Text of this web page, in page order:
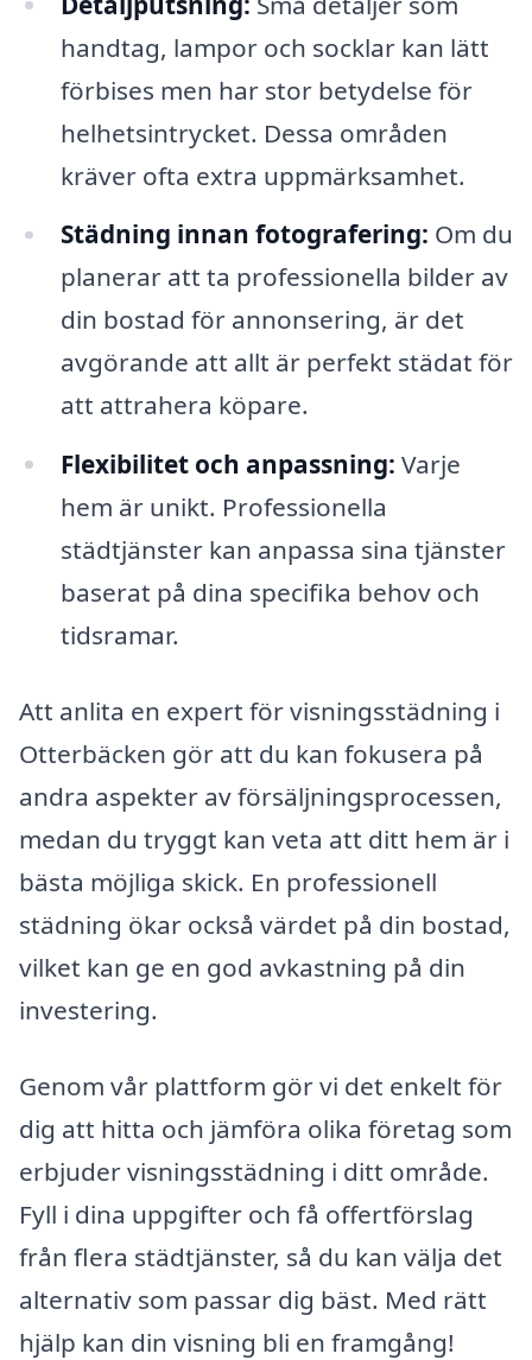
handtag, lampor och socklar kan lätt
förbises men har stor betydelse för
helhetsintrycket. Dessa områden
kräver ofta extra uppmärksamhet.
Städning innan fotografering: Om du
planerar att ta professionella bilder av
din bostad för annonsering, är det
avgörande att allt är perfekt städat för
att attrahera köpare.
Flexibilitet och anpassning: Varje
hem är unikt. Professionella
städtjänster kan anpassa sina tjänster
baserat på dina specifika behov och
tidsramar.
Att anlita en expert för visningsstädning i
Otterbäcken gör att du kan fokusera på
andra aspekter av försäljningsprocessen,
medan du tryggt kan veta att ditt hem är i
bästa möjliga skick. En professionell
städning ökar också värdet på din bostad,
vilket kan ge en god avkastning på din
investering.
Genom vår plattform gör vi det enkelt för
dig att hitta och jämföra olika företag som
erbjuder visningsstädning i ditt område.
Fyll i dina uppgifter och få offertförslag
från flera städtjänster, så du kan välja det
alternativ som passar dig bäst. Med rätt
hjälp kan din visning bli en framgång!